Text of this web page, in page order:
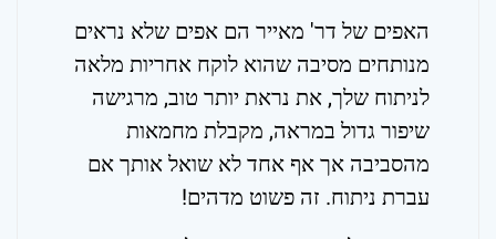
האפים של דר' מאייר הם אפים שלא נראים
מנותחים מסיבה שהוא לוקח אחריות מלאה
לניתוח שלך, את נראת יותר טוב, מרגישה
שיפור גדול במראה, מקבלת מחמאות
מהסביבה אך אף אחד לא שואל אותך אם
עברת ניתוח. זה פשוט מדהים!